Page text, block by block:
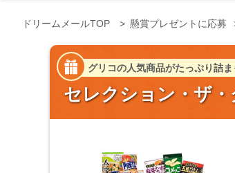
ドリームメールTOP 懸賞プレゼントに応募
グリコの人気商品がたっぷり詰ま
セレクション・ザ